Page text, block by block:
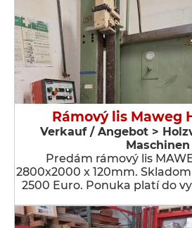
Rámový lis Maweg
Verkauf / Angebot >
Maschinen
Predám rámový lis
2800x2000 x 120mm.
2500 Euro. Ponuka platí do